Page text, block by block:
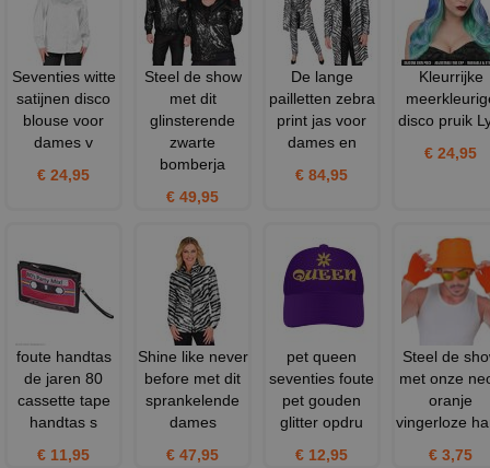
Seventies witte
satijnen disco
blouse voor
dames v
€ 24,95
Steel de show
met dit
glinsterende
zwarte
bomberja
€ 49,95
De lange
pailletten zebra
print jas voor
dames en
€ 84,95
Kleurrijke
disco pruik
€ 24,95
foute handtas
de jaren 80
cassette tape
handtas s
€ 11,95
Shine like never
before met dit
sprankelende
dames
€ 47,95
pet queen
seventies foute
pet gouden
glitter opdru
€ 12,95
Steel de
met onze
oranje
vingerloze
€ 3,75